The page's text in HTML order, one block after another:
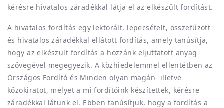
kérésre hivatalos záradékkal látja el az elkészült fordítást.
A hivatalos fordítás egy lektorált, lepecsételt, összefűzött
és hivatalos záradékkal ellátott fordítás, amely tanúsítja,
hogy az elkészült fordítás a hozzánk eljuttatott anyag
szövegével megegyezik. A közhiedelemmel ellentétben az
Országos Fordító és Minden olyan magán- illetve
közokiratot, melyet a mi fordítóink készítettek, kérésre
záradékkal látunk el. Ebben tanúsítjuk, hogy a fordítás a